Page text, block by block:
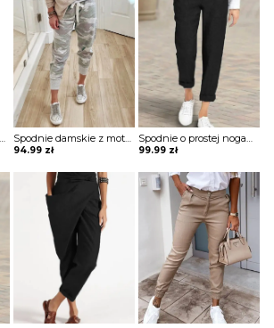
Spodnie damskie z motywem moro
94.99 zł 99.99 zł